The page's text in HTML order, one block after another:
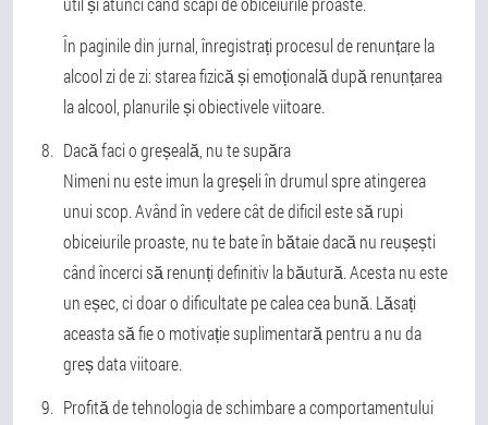
În paginile din jurnal, înregistrați procesul de renunțare la
alcool zi de zi: starea fizică și emoțională după renunțarea
la alcool, planurile și obiectivele viitoare.
Dacă faci o greșeală, nu te supăra
Nimeni nu este imun la greșeli în drumul spre atingerea
unui scop. Având în vedere cât de dificil este să rupi
obiceiurile proaste, nu te bate în bătaie dacă nu reușești
când încerci să renunți definitiv la băutură. Acesta nu este
un eșec, ci doar o dificultate pe calea cea bună. Lăsați
aceasta să fie o motivație suplimentară pentru a nu da
greș data viitoare.
Profită de tehnologia de schimbare a comportamentului